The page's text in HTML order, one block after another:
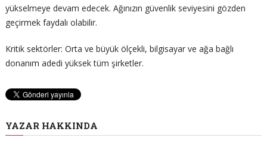
yükselmeye devam edecek. Ağınızın güvenlik seviyesini gözden
geçirmek faydalı olabilir.
Kritik sektörler: Orta ve büyük ölçekli, bilgisayar ve ağa bağlı
donanım adedi yüksek tüm şirketler.
YAZAR HAKKINDA